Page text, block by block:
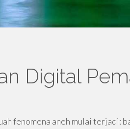
Digital
fenomena aneh mulai terjadi: